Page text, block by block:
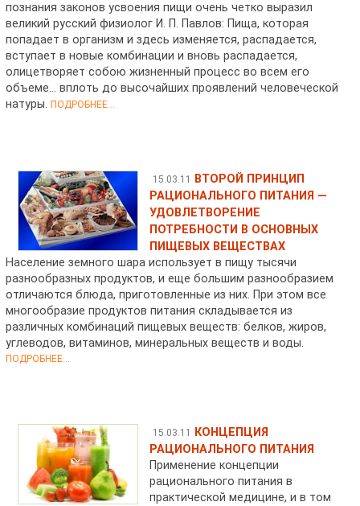
познания законов усвоения пищи очень четко выразил
великий русский физиолог И. П. Павлов: Пища, которая
попадает в организм и здесь изменяется, распадается,
вступает в новые комбинации и вновь распадается,
олицетворяет собою жизненный процесс во всем его
объеме... вплоть до высочайших проявлений человеческой
натуры.ПОДРОБНЕЕ...
15.03.11
ВТОРОЙ ПРИНЦИП
РАЦИОНАЛЬНОГО ПИТАНИЯ —
УДОВЛЕТВОРЕНИЕ
ПОТРЕБНОСТИ В ОСНОВНЫХ
ПИЩЕВЫХ ВЕЩЕСТВАХ
Население земного шара использует в пищу тысячи
разнообразных продуктов, и еще большим разнообразием
отличаются блюда, приготовленные из них. При этом все
многообразие продуктов питания складывается из
различных комбинаций пищевых веществ: белков, жиров,
углеводов, витаминов, минеральных веществ и воды.
ПОДРОБНЕЕ...
15.03.11
КОНЦЕПЦИЯ
РАЦИОНАЛЬНОГО ПИТАНИЯ
Применение концепции
рационального питания в
практической медицине, и в том